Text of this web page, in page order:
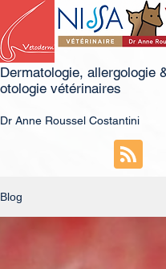
Dermatologie, allergologie
otologie vétérinaires
Dr Anne Roussel Costantini
Blog